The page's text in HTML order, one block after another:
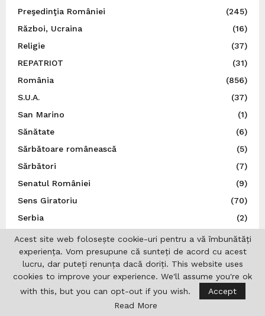
Preşedinţia României
(245)
Război, Ucraina
(16)
Religie
(37)
REPATRIOT
(31)
România
(856)
S.U.A.
(37)
San Marino
(1)
Sănătate
(6)
Sărbătoare românească
(5)
Sărbători
(7)
Senatul României
(9)
Sens Giratoriu
(70)
Serbia
(2)
Social
(136)
Spania
(34)
Spectacol
(5)
Sport
(22)
Statele Unite ale Americii
Acest site web folosește cookie-uri pentru a vă îmbunătăți
experiența. Vom presupune că sunteți de acord cu acest
lucru, dar puteți renunța dacă doriți. This website uses
cookies to improve your experience. We'll assume you're ok
with this, but you can opt-out if you wish.
Accept
Read More